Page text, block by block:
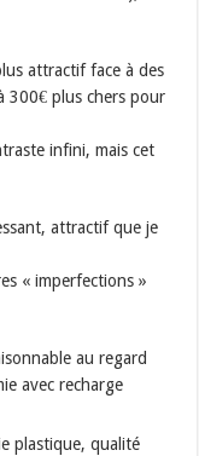
attractif face à des
300€ plus chers pour
infini, mais cet
attractif que je
« imperfections »
au regard
avec recharge
plastique, qualité